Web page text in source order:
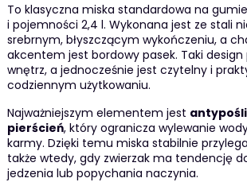
To klasyczna miska standardowa na
i pojemności 2,4 l. Wykonana jest ze stali
srebrnym, błyszczącym wykończeniu, a
akcentem jest bordowy pasek. Taki design
wnętrz, a jednocześnie jest czytelny i
codziennym użytkowaniu.
Najważniejszym elementem jest
pierścień, który ogranicza wylewanie
karmy. Dzięki temu miska stabilnie
także wtedy, gdy zwierzak ma tendencję
jedzenia lub popychania naczynia.